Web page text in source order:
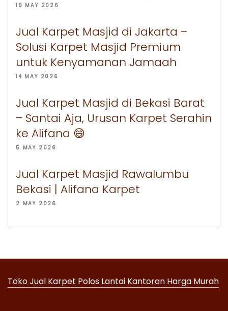
19 MAY 2026
Jual Karpet Masjid di Jakarta –
Solusi Karpet Masjid Premium
untuk Kenyamanan Jamaah
14 MAY 2026
Jual Karpet Masjid di Bekasi Barat
– Santai Aja, Urusan Karpet Serahin
ke Alifana 😄
5 MAY 2026
Jual Karpet Masjid Rawalumbu
Bekasi | Alifana Karpet
2 MAY 2026
Toko Jual Karpet Polos Lantai Kantoran Harga Murah